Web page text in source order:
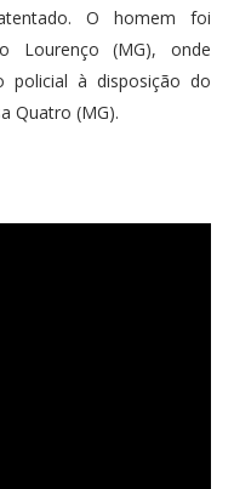
O homem foi
Lourenço (MG), onde
policial à disposição do
Quatro (MG).